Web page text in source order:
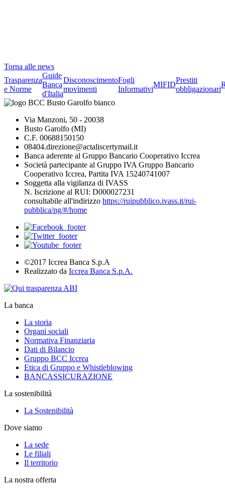
Torna alle news
Trasparenza
e Norme
Guide
Banca
d'Italia
Disconoscimento
movimenti
Fogli
Informativi
MIFID
Prestiti
obbligazionari
Via Manzoni, 50 - 20038
Busto Garolfo (MI)
C.F. 00688150150
08404.direzione@actaliscertymail.it
Banca aderente al Gruppo Bancario Cooperativo Iccrea
Società partecipante al Gruppo IVA Gruppo Bancario
Cooperativo Iccrea, Partita IVA 15240741007
Soggetta alla vigilanza di IVASS
N. Iscrizione al RUI: D000027231
consultabile all'indirizzo https://ruipubblico.ivass.it/rui-
pubblica/ng/#/home
©2017 Iccrea Banca S.p.A
Realizzato da Iccrea Banca S.p.A.
La banca
La storia
Organi sociali
Normativa Finanziaria
Dati di Bilancio
Gruppo BCC Iccrea
Etica di Gruppo e Whistleblowing
BANCASSICURAZIONE
La sostenibilità
La Sostenibilità
Dove siamo
La sede
Le filiali
Il territorio
La nostra offerta